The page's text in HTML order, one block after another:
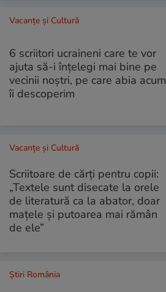
Vacanțe și Cultură
6 scriitori ucraineni care te vor
ajuta să-i înțelegi mai bine pe
vecinii noștri, pe care abia acum
îi descoperim
Vacanțe și Cultură
Scriitoare de cărți pentru copii:
„Textele sunt disecate la orele
de literatură ca la abator, doar
mațele și putoarea mai rămân
de ele”
Știri România